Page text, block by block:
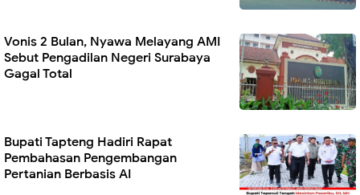
Vonis 2 Bulan, Nyawa Melayang AMI
Sebut Pengadilan Negeri Surabaya
Gagal Total
Bupati Tapteng Hadiri Rapat
Pembahasan Pengembangan
Pertanian Berbasis AI